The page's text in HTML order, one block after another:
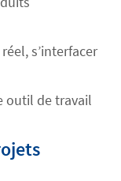
s’interfacer
outil de travail